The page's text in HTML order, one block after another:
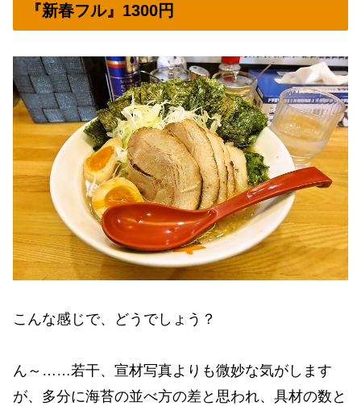
『新春フル』1300円
こんな感じで、どうでしょう？
ん～……若干、宣材写真よりも微妙な気がします
が、多分に海苔の並べ方の差と思われ、具材の数と